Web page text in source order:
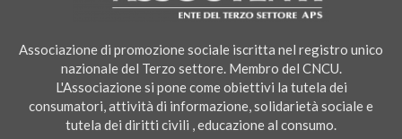
Associazione di promozione sociale iscritta nel registro unico
nazionale del Terzo settore. Membro del CNCU.
L'Associazione si pone come obiettivi la tutela dei
consumatori, attività di informazione, solidarietà sociale e
tutela dei diritti civili , educazione al consumo.